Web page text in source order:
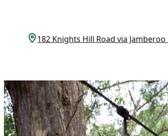
182 Knights Hill Road via